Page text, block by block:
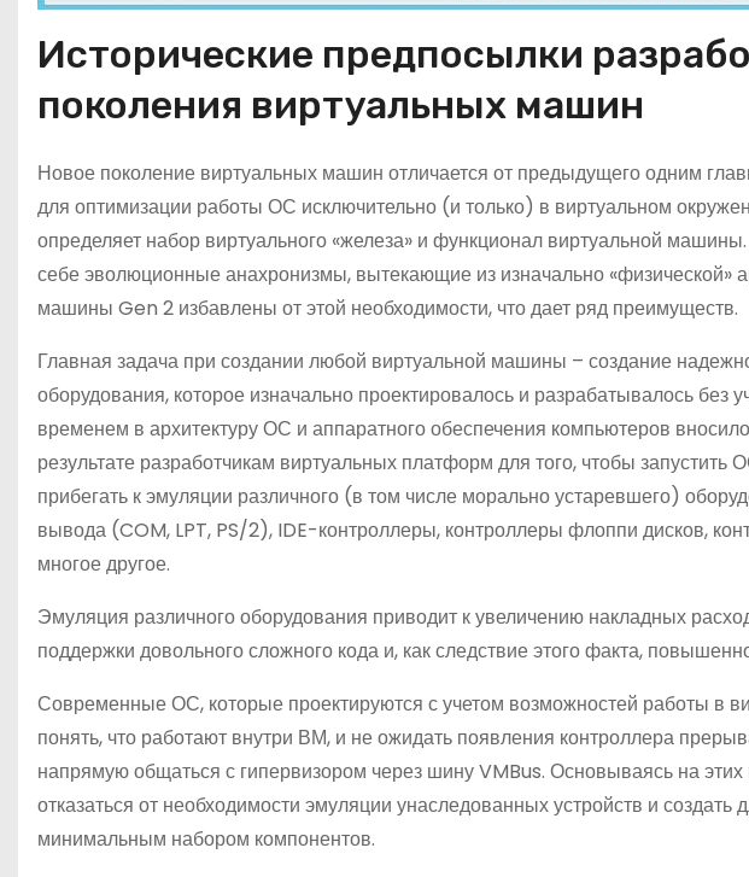
Исторические предпосылки
поколения виртуальных машин
Новое поколение виртуальных машин отличается от предыдущего одним
для оптимизации работы ОС исключительно (и только) в виртуальном
определяет набор виртуального «железа» и функционал виртуальной
себе эволюционные анахронизмы, вытекающие из изначально «физической»
машины Gen 2 избавлены от этой необходимости, что дает ряд преимуществ.
Главная задача при создании любой виртуальной машины – создание
оборудования, которое изначально проектировалось и разрабатывалось без
временем в архитектуру ОС и аппаратного обеспечения компьютеров
результате разработчикам виртуальных платформ для того, чтобы запустить
прибегать к эмуляции различного (в том числе морально устаревшего)
вывода (COM, LPT, PS/2), IDE-контроллеры, контроллеры флоппи дисков,
многое другое.
Эмуляция различного оборудования приводит к увеличению накладных
поддержки довольного сложного кода и, как следствие этого факта,
Современные ОС, которые проектируются с учетом возможностей работы в
понять, что работают внутри ВМ, и не ожидать появления контроллера
напрямую общаться с гипервизором через шину VMBus. Основываясь на
отказаться от необходимости эмуляции унаследованных устройств и
минимальным набором компонентов.